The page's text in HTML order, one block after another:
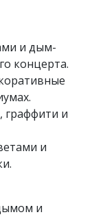
и дым-
концерта.
граффити и
и
и